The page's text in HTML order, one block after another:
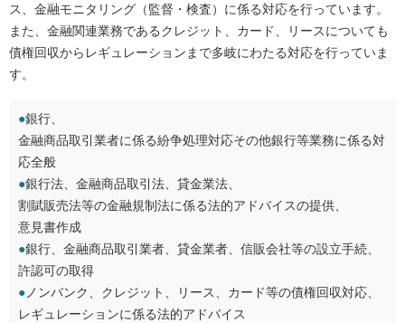
ス、金融モニタリング（監督・検査）に係る対応を行っています。
また、金融関連業務であるクレジット、カード、リースについても
債権回収からレギュレーションまで多岐にわたる対応を行っていま
す。
●銀行、
金融商品取引業者に係る紛争処理対応その他銀行等業務に係る対
応全般
●銀行法、金融商品取引法、貸金業法、
割賦販売法等の金融規制法に係る法的アドバイスの提供、
意見書作成
●銀行、金融商品取引業者、貸金業者、信販会社等の設立手続、
許認可の取得
● ノンバンク、クレジット、リース、カード等の債権回収対応、
レギュレーションに係る法的アドバイス